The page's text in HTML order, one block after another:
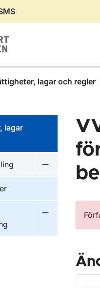
lagar och regler
lagar
Undermeny
Undermeny